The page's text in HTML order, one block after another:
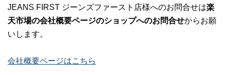
JEANS FIRST ジーンズファースト店様へのお問合せは楽
天市場の会社概要ページのショップへのお問合せからお願
いします。
会社概要ページはこちら